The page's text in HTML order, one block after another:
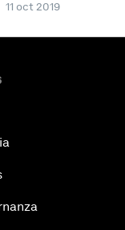
11 oct 2019